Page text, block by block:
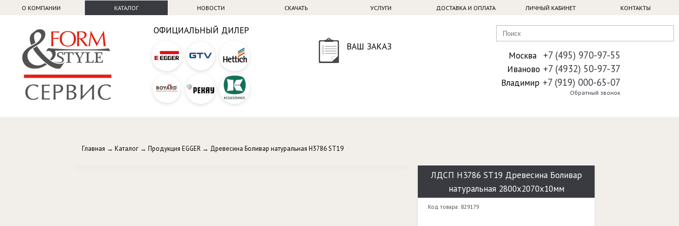
О КОМПАНИИ КАТАЛОГ НОВОСТИ СКАЧАТЬ УСЛУГИ ДОСТАВКА И ОПЛАТА ЛИЧНЫЙ КАБИНЕТ КОНТАКТЫ
ОФИЦИАЛЬНЫЙ ДИЛЕР
ВАШ ЗАКАЗ
Москва +7 (495) 970-97-55
Иваново +7 (4932) 50-97-37
Владимир +7 (919) 000-65-07
Обратный звонок
Главная → Каталог → Продукция EGGER → Древесина Боливар натуральная H3786 ST19
ЛДСП H3786 ST19 Древесина Боливар
натуральная 2800х2070х10мм
Код товара: 829179